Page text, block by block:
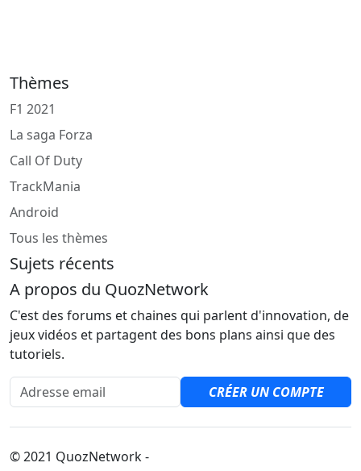
Thèmes
F1 2021
La saga Forza
Call Of Duty
TrackMania
Android
Tous les thèmes
Sujets récents
A propos du QuozNetwork
C'est des forums et chaines qui parlent d'innovation, de
jeux vidéos et partagent des bons plans ainsi que des
tutoriels.
Adresse email
CRÉER UN COMPTE
© 2021 QuozNetwork -